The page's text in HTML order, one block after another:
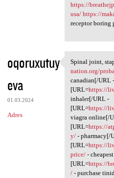
https://
usa/ https://
receptor boring
oqoruxutuy
eva
01.03.2024
Adres
Spinal joint,
Spinal joint,
nation.org/
canadian[/URL -
[URL=https://
inhaler[/URL -
[URL=https://
viagra online[/
[URL=https://
y/- pharmacy[/
[URL=https://
price/-
[URL=https://
/- purchase